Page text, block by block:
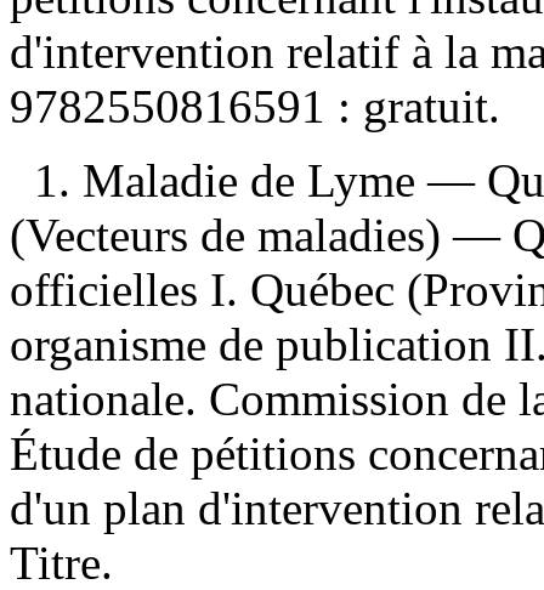
d'intervention relatif à la
9782550816591 : gratuit.
1. Maladie de Lyme —
(Vecteurs de maladies) —
officielles I. Québec
organisme de publication
nationale. Commission de
Étude de pétitions
d'un plan d'intervention
Titre.